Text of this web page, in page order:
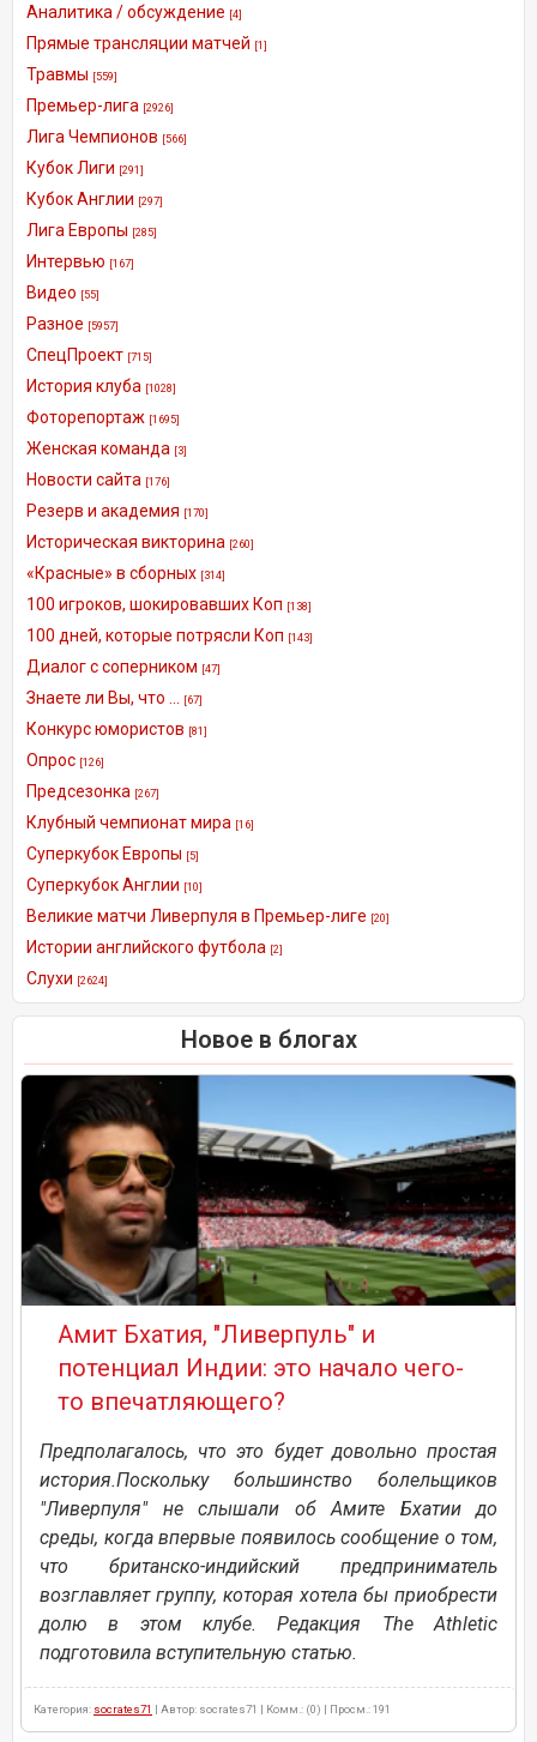
Аналитика / обсуждение [4]
Прямые трансляции матчей [1]
Травмы [559]
Премьер-лига [2926]
Лига Чемпионов [566]
Кубок Лиги [291]
Кубок Англии [297]
Лига Европы [285]
Интервью [167]
Видео [55]
Разное [5957]
СпецПроект [715]
История клуба [1028]
Фоторепортаж [1695]
Женская команда [3]
Новости сайта [176]
Резерв и академия [170]
Историческая викторина [260]
«Красные» в сборных [314]
100 игроков, шокировавших Коп [138]
100 дней, которые потрясли Коп [143]
Диалог с соперником [47]
Знаете ли Вы, что ... [67]
Конкурс юмористов [81]
Опрос [126]
Предсезонка [267]
Клубный чемпионат мира [16]
Суперкубок Европы [5]
Суперкубок Англии [10]
Великие матчи Ливерпуля в Премьер-лиге [20]
Истории английского футбола [2]
Слухи [2624]
Новое в блогах
Амит Бхатия, "Ливерпуль" и
потенциал Индии: это начало чего-
то впечатляющего?
Предполагалось, что это будет довольно простая
история.Поскольку большинство болельщиков
"Ливерпуля" не слышали об Амите Бхатии до
среды, когда впервые появилось сообщение о том,
что британско-индийский предприниматель
возглавляет группу, которая хотела бы приобрести
долю в этом клубе. Редакция The Athletic
подготовила вступительную статью.
Категория: socrates71 | Автор: socrates71 | Комм.: (0) | Просм.: 191